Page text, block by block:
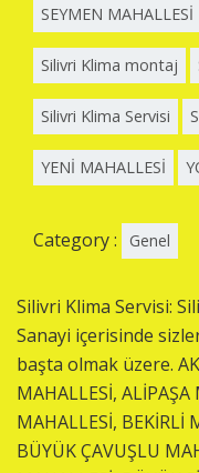
SEYMEN MAHALLESİ
Silivri Klima montaj
Silivri Klima Servisi
YENİ MAHALLESİ
Category : Genel
Silivri Klima Servisi:
Sanayi içerisinde
başta olmak üzere.
MAHALLESİ,
MAHALLESİ, BEKİRLİ
BÜYÜK ÇAVUŞLU